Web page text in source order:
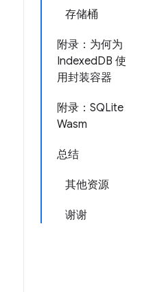
存储桶
附录：为何为
IndexedDB 使
用封装容器
附录：SQLite
Wasm
总结
其他资源
谢谢